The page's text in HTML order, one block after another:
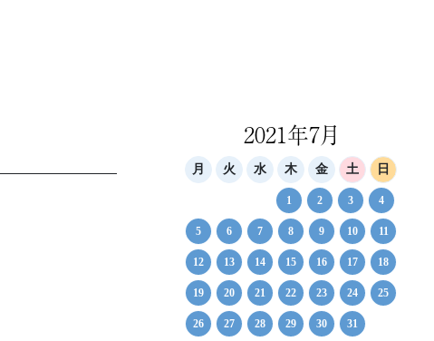
2021年7月
月 火 水 木 金 土 日
1 2 3 4
5 6 7 8 9 10 11
12 13 14 15 16 17 18
19 20 21 22 23 24 25
26 27 28 29 30 31